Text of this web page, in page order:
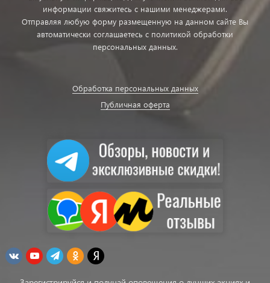
информации свяжитесь с нашими менеджерами.
Отправляя любую форму размещенную на данном сайте Вы
автоматически соглашаетесь с политикой обработки
персональных данных.
Обработка персональных данных
Публичная оферта